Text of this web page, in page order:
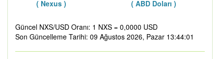
( Nexus ) ( ABD Doları )
Güncel NXS/USD Oranı: 1 NXS = 0,0000 USD
Son Güncelleme Tarihi: 09 Ağustos 2026, Pazar 13:44:01